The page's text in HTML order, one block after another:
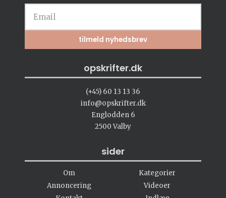
opskrifter.dk
(+45) 60 13 13 36
info@opskrifter.dk
Englodden 6
2500 Valby
sider
Om
Annoncering
Kategorier
Videoer